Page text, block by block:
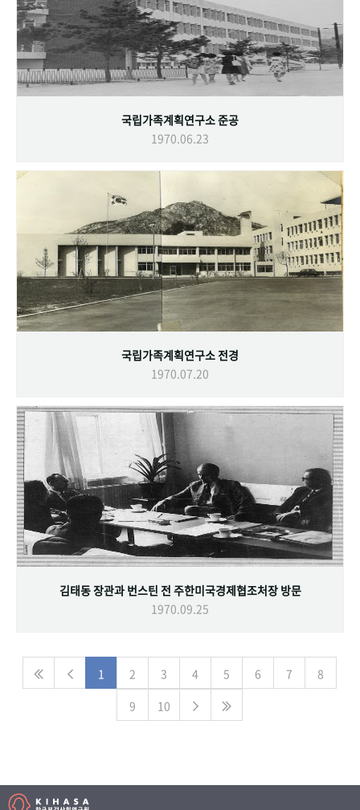
국립가족계획연구소 준공
1970.06.23
국립가족계획연구소 전경
1970.07.20
김태동 장관과 번스틴 전 주한미국경제협조처장 방문
1970.09.25
1 2 3 4 5 6 7
8
9
10